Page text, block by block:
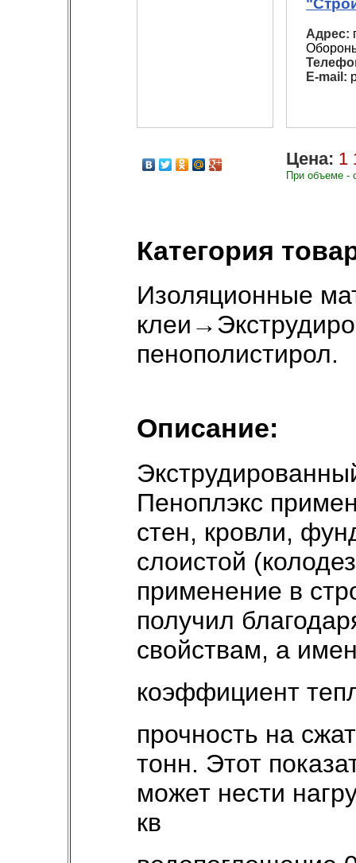
Адрес:
E-mail:
Цена: 1
При объеме -
Категория
Изоляционные
клеи →
пенополистирол.
Описание:
Пеноплэкс
стен, кровли,
слоистой
применение в
получил
свойствам, а
коэффициент
прочность на
тонн. Этот
может нести
кв